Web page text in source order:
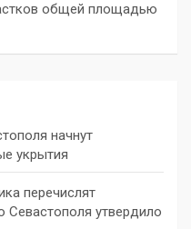
общей площадью
начнут
укрытия
перечислят
Севастополя утвердило